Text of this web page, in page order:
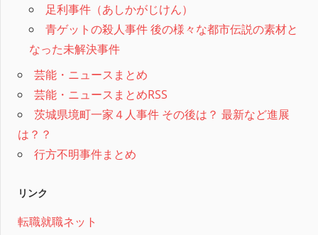
足利事件（あしかがじけん）
青ゲットの殺人事件 後の様々な都市伝説の素材と
なった未解決事件
芸能・ニュースまとめ
芸能・ニュースまとめRSS
茨城県境町一家４人事件 その後は？ 最新など進展
は？？
行方不明事件まとめ
リンク
転職就職ネット